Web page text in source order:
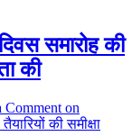
समारोह की
की
Comment on
की समीक्षा